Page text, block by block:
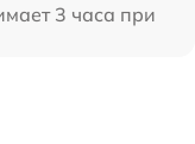
3 часа при